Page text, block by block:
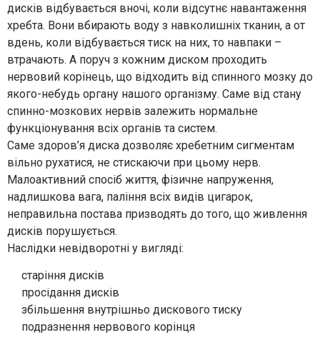
дисків відбувається вночі, коли відсутнє навантаження
хребта. Вони вбирають воду з навколишніх тканин, а от
вдень, коли відбувається тиск на них, то навпаки –
втрачають. А поруч з кожним диском проходить
нервовий корінець, що відходить від спинного мозку до
якого-небудь органу нашого організму. Саме від стану
спинно-мозкових нервів залежить нормальне
функціонування всіх органів та систем.
Саме здоров’я диска дозволяє хребетним сигментам
вільно рухатися, не стискаючи при цьому нерв.
Малоактивний спосіб життя, фізичне напруження,
надлишкова вага, паління всіх видів цигарок,
неправильна постава призводять до того, що живлення
дисків порушується.
Наслідки невідворотні у вигляді:
старіння дисків
просідання дисків
збільшення внутрішньо дискового тиску
подразнення нервового корінця